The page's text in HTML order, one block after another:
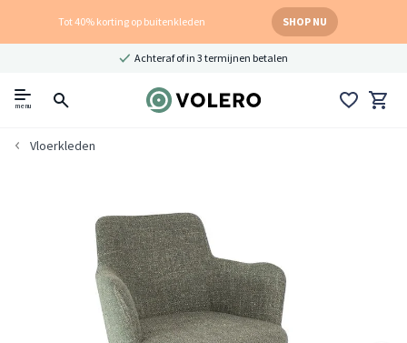
Tot 40% korting op buitenkleden SHOP NU
Achteraf of in 3 termijnen betalen
menu
Vloerkleden